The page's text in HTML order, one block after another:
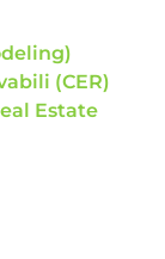
(CER)
Estate